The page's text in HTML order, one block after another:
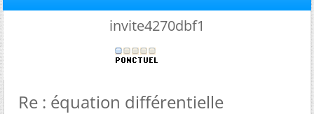
invite4270dbf1
Re : équation différentielle